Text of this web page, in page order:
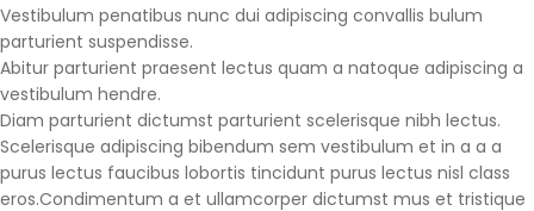
Vestibulum penatibus nunc dui adipiscing convallis bulum
parturient suspendisse.
Abitur parturient praesent lectus quam a natoque adipiscing a
vestibulum hendre.
Diam parturient dictumst parturient scelerisque nibh lectus.
Scelerisque adipiscing bibendum sem vestibulum et in a a a
purus lectus faucibus lobortis tincidunt purus lectus nisl class
eros.Condimentum a et ullamcorper dictumst mus et tristique